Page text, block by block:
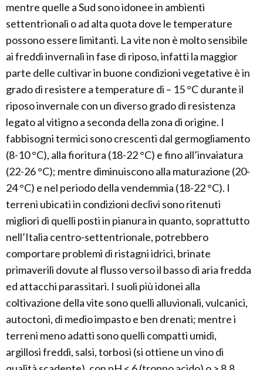
mentre quelle a Sud sono idonee in ambienti
settentrionali o ad alta quota dove le temperature
possono essere limitanti. La vite non è molto sensibile
ai freddi invernali in fase di riposo, infatti la maggior
parte delle cultivar in buone condizioni vegetative è in
grado di resistere a temperature di – 15 °C durante il
riposo invernale con un diverso grado di resistenza
legato al vitigno a seconda della zona di origine. I
fabbisogni termici sono crescenti dal germogliamento
(8-10 °C), alla fioritura (18-22 °C) e fino all’invaiatura
(22-26 °C); mentre diminuiscono alla maturazione (20-
24 °C) e nel periodo della vendemmia (18-22 °C). I
terreni ubicati in condizioni declivi sono ritenuti
migliori di quelli posti in pianura in quanto, soprattutto
nell’Italia centro-settentrionale, potrebbero
comportare problemi di ristagni idrici, brinate
primaverili dovute al flusso verso il basso di aria fredda
ed attacchi parassitari. I suoli più idonei alla
coltivazione della vite sono quelli alluvionali, vulcanici,
autoctoni, di medio impasto e ben drenati; mentre i
terreni meno adatti sono quelli compatti umidi,
argillosi freddi, salsi, torbosi (si ottiene un vino di